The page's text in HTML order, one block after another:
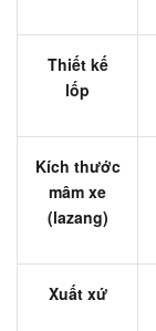
Thiết kế
lốp
Kích thước
mâm xe
(lazang)
Xuất xứ